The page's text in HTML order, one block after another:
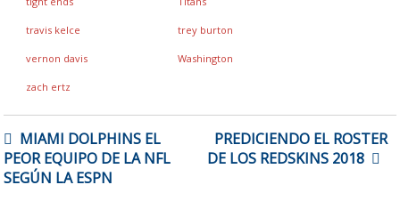
travis kelce trey burton
vernon davis Washington
zach ertz
DE
ENTRADAS
MIAMI DOLPHINS EL
PEOR EQUIPO DE LA NFL
SEGÚN LA ESPN
PREDICIENDO EL ROSTER
DE LOS REDSKINS 2018